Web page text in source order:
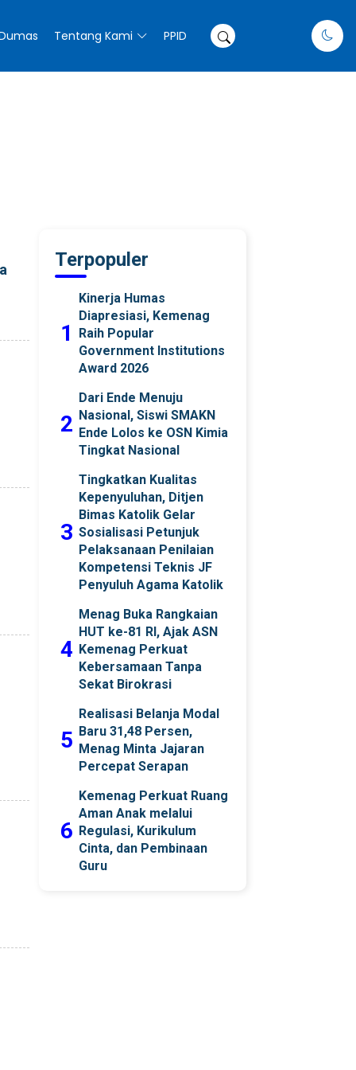
Tentang Kami PPID
Terpopuler
1
Kinerja Humas
Diapresiasi, Kemenag
Raih Popular
Government Institutions
Award 2026
2
Dari Ende Menuju
Nasional, Siswi SMAKN
Ende Lolos ke OSN Kimia
Tingkat Nasional
3
Tingkatkan Kualitas
Kepenyuluhan, Ditjen
Bimas Katolik Gelar
Sosialisasi Petunjuk
Pelaksanaan Penilaian
Kompetensi Teknis JF
Penyuluh Agama Katolik
4
Menag Buka Rangkaian
HUT ke-81 RI, Ajak ASN
Kemenag Perkuat
Kebersamaan Tanpa
Sekat Birokrasi
5
Realisasi Belanja Modal
Baru 31,48 Persen,
Menag Minta Jajaran
Percepat Serapan
6
Kemenag Perkuat Ruang
Aman Anak melalui
Regulasi, Kurikulum
Cinta, dan Pembinaan
Guru